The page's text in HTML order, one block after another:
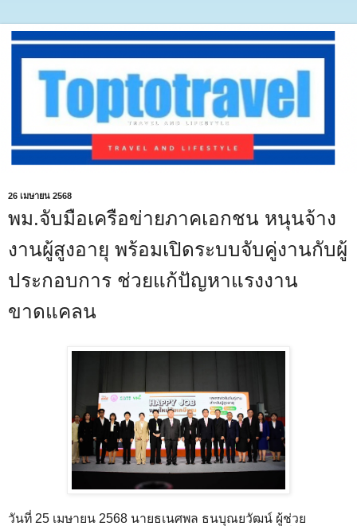
26 เมษายน 2568
พม.จับมือเครือข่ายภาคเอกชน หนุนจ้าง
งานผู้สูงอายุ พร้อมเปิดระบบจับคู่งานกับผู้
ประกอบการ ช่วยแก้ปัญหาแรงงาน
ขาดแคลน
วันที่ 25 เมษายน 2568 นายธเนศพล ธนบุณยวัฒน์ ผู้ช่วย